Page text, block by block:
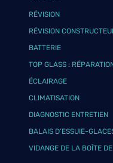
RÉVISION
RÉVISION
BATTERIE
TOP GLASS :
ÉCLAIRAGE
CLIMATISATION
DIAGNOSTIC ENTRETIEN
BALAIS D’ESSUIE-
VIDANGE DE LA BOÎTE